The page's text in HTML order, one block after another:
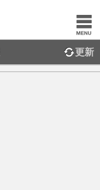
更新